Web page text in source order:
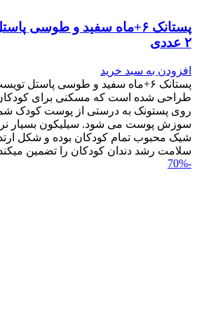
پستانک ۶+ماه سفید و طوسی
۲ عددی
افزودن به سبد خرید
طراحی شده است که مسکنی برای
روی پستونک به درستی از پوست کودک
سوزش پوست می شود. سیلیکون بسیار
شیک محبوب تمام کودکان بوده و شکل
سلامت رشد دندان کودکان را تضمین می‎کند.
-70%